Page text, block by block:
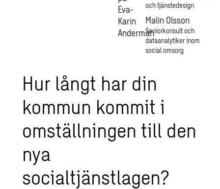
och tjänstedesign
Malin Olsson
Seniorkonsult och
dataanalytiker inom
social omsorg
Hur långt har din
kommun kommit i
omställningen till den
nya
socialtjänstlagen?